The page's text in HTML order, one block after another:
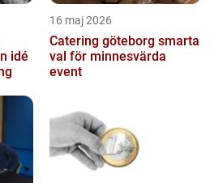
idé
16 maj 2026
Catering göteborg smarta
val för minnesvärda
event